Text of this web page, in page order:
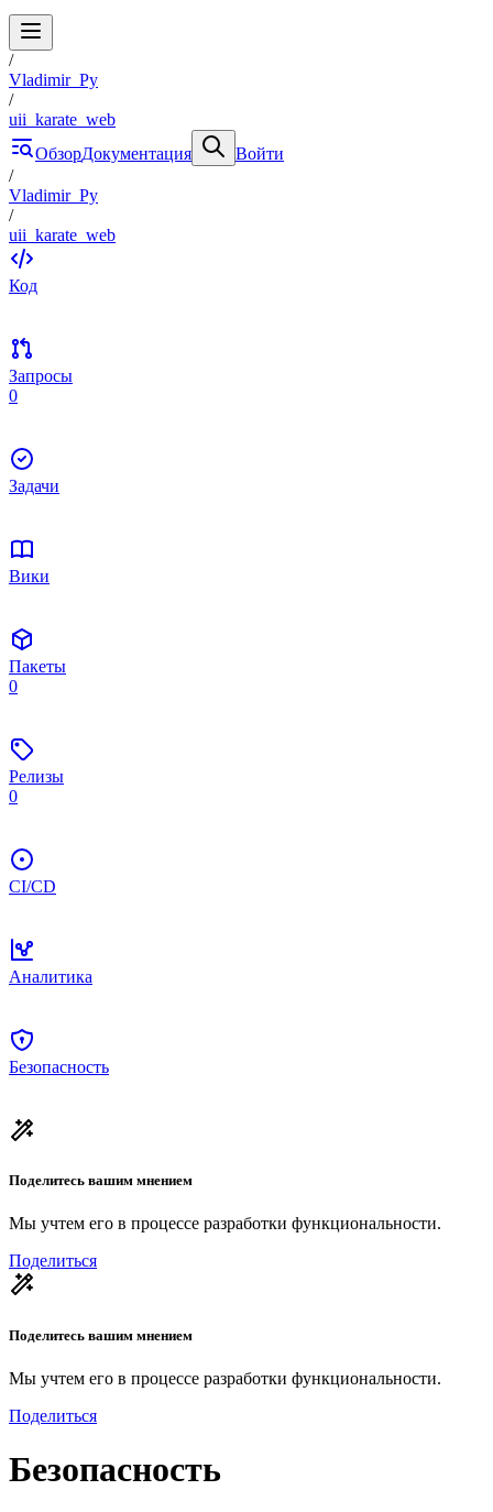
/
Vladimir_Py
/
uii_karate_web
ОбзорДокументация
Войти
/
Vladimir_Py
/
uii_karate_web
Код
Запросы
0
Задачи
Вики
Пакеты
0
Релизы
0
CI/CD
Аналитика
Безопасность
Поделитесь вашим мнением
Мы учтем его в процессе разработки функциональности.
Поделиться
Поделитесь вашим мнением
Мы учтем его в процессе разработки функциональности.
Поделиться
Безопасность